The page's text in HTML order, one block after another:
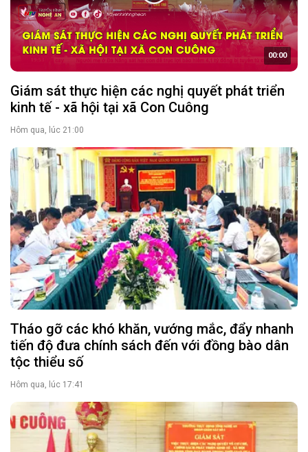
00:00
Giám sát thực hiện các nghị quyết phát triển
kinh tế - xã hội tại xã Con Cuông
Hôm qua, lúc 21:00
Tháo gỡ các khó khăn, vướng mắc, đẩy nhanh
tiến độ đưa chính sách đến với đồng bào dân
tộc thiểu số
Hôm qua, lúc 17:41